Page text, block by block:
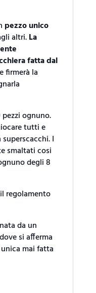
pezzo unico
altri.La
fatta dal
firmerà la
ognuno.
tutti e
I
smaltati cosi
degli 8
regolamento
da un
si afferma
mai fatta